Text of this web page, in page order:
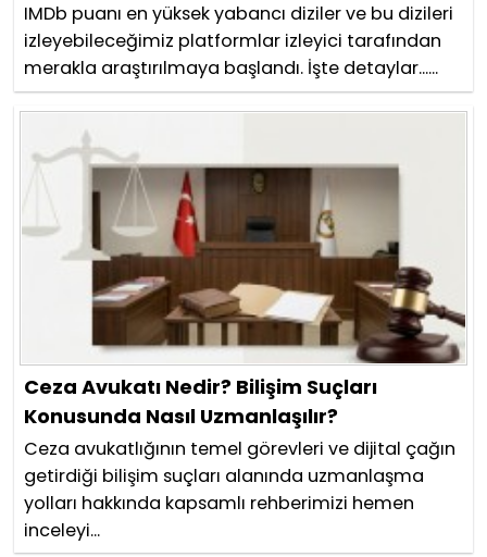
IMDb puanı en yüksek yabancı diziler ve bu dizileri
izleyebileceğimiz platformlar izleyici tarafından
merakla araştırılmaya başlandı. İşte detaylar......
Ceza Avukatı Nedir? Bilişim Suçları
Konusunda Nasıl Uzmanlaşılır?
Ceza avukatlığının temel görevleri ve dijital çağın
getirdiği bilişim suçları alanında uzmanlaşma
yolları hakkında kapsamlı rehberimizi hemen
inceleyi...